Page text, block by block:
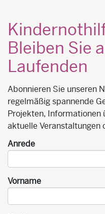
Bleiben Sie
Laufenden
Abonnieren Sie unseren
regelmäßig spannende
Projekten, Informationen
aktuelle Veranstaltungen
Anrede
Vorname